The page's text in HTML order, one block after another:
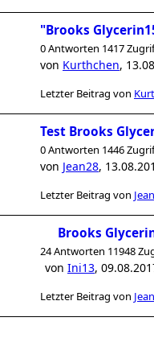
"Brooks
0 Antworten 1417
von Kurthchen,
Letzter Beitrag von
Test Brooks
0 Antworten 1446
von Jean28,
Letzter Beitrag von
Brooks
24 Antworten 11948
von Ini13,
Letzter Beitrag von